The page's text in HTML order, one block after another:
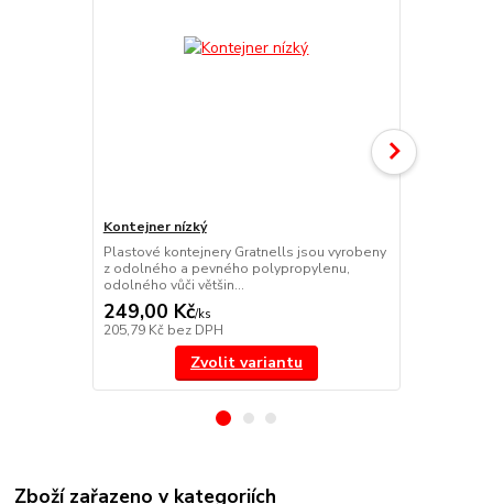
Kontejner nízký
Plastové kontejnery Gratnells jsou vyrobeny
z odolného a pevného polypropylenu,
odolného vůči většin...
249,00 Kč/ks
205,79 Kč bez DPH
Zvolit variantu
Zboží zařazeno v kategoriích